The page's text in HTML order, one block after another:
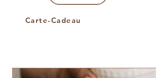
Carte-Cadeau